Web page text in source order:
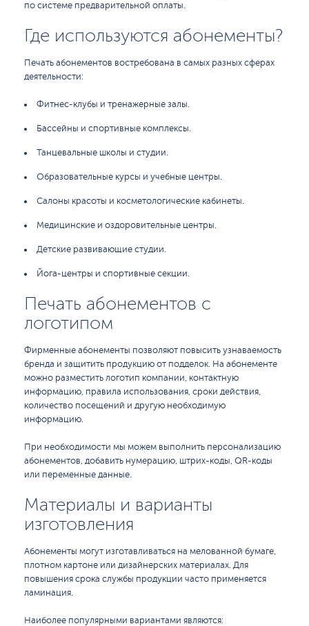
по системе предварительной оплаты.
Где используются абонементы?
Печать абонементов востребована в самых разных сферах
деятельности:
Фитнес-клубы и тренажерные залы.
Бассейны и спортивные комплексы.
Танцевальные школы и студии.
Образовательные курсы и учебные центры.
Салоны красоты и косметологические кабинеты.
Медицинские и оздоровительные центры.
Детские развивающие студии.
Йога-центры и спортивные секции.
Печать абонементов с
логотипом
Фирменные абонементы позволяют повысить узнаваемость
бренда и защитить продукцию от подделок. На абонементе
можно разместить логотип компании, контактную
информацию, правила использования, сроки действия,
количество посещений и другую необходимую
информацию.
При необходимости мы можем выполнить персонализацию
абонементов, добавить нумерацию, штрих-коды, QR-коды
или переменные данные.
Материалы и варианты
изготовления
Абонементы могут изготавливаться на мелованной бумаге,
плотном картоне или дизайнерских материалах. Для
повышения срока службы продукции часто применяется
ламинация.
Наиболее популярными вариантами являются: